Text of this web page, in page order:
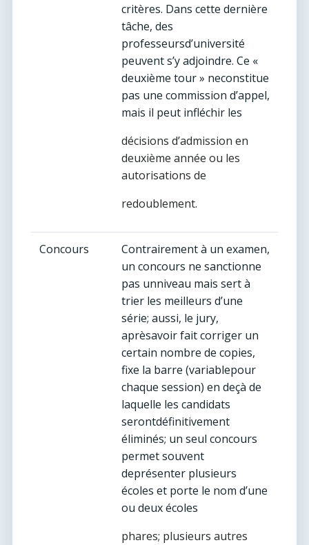
critères. Dans cette dernière
tâche, des
professeursd’université
peuvent s’y adjoindre. Ce «
deuxième tour » neconstitue
pas une commission d’appel,
mais il peut infléchir les
décisions d’admission en
deuxième année ou les
autorisations de
redoublement.
Concours
Contrairement à un examen,
un concours ne sanctionne
pas unniveau mais sert à
trier les meilleurs d’une
série; aussi, le jury,
aprèsavoir fait corriger un
certain nombre de copies,
fixe la barre (variablepour
chaque session) en deçà de
laquelle les candidats
serontdéfinitivement
éliminés; un seul concours
permet souvent
deprésenter plusieurs
écoles et porte le nom d’une
ou deux écoles
phares; plusieurs autres